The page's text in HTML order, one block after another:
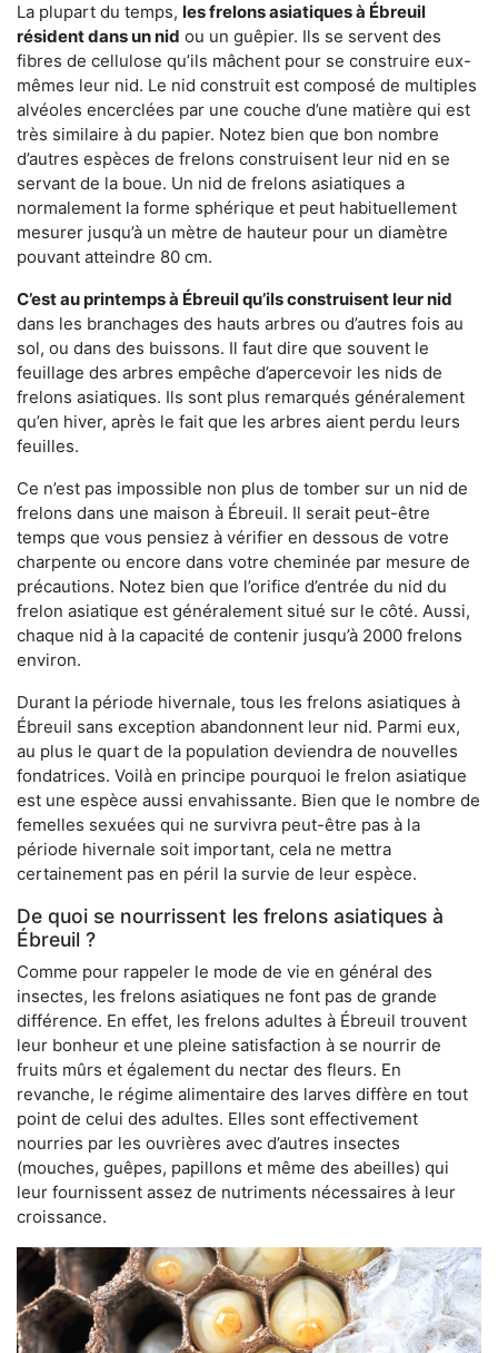
La plupart du temps, les frelons asiatiques à Ébreuil
résident dans un nid ou un guêpier. Ils se servent des
fibres de cellulose qu’ils mâchent pour se construire eux-
mêmes leur nid. Le nid construit est composé de multiples
alvéoles encerclées par une couche d’une matière qui est
très similaire à du papier. Notez bien que bon nombre
d’autres espèces de frelons construisent leur nid en se
servant de la boue. Un nid de frelons asiatiques a
normalement la forme sphérique et peut habituellement
mesurer jusqu’à un mètre de hauteur pour un diamètre
pouvant atteindre 80 cm.
C’est au printemps à Ébreuil qu’ils construisent leur nid
dans les branchages des hauts arbres ou d’autres fois au
sol, ou dans des buissons. Il faut dire que souvent le
feuillage des arbres empêche d’apercevoir les nids de
frelons asiatiques. Ils sont plus remarqués généralement
qu’en hiver, après le fait que les arbres aient perdu leurs
feuilles.
Ce n’est pas impossible non plus de tomber sur un nid de
frelons dans une maison à Ébreuil. Il serait peut-être
temps que vous pensiez à vérifier en dessous de votre
charpente ou encore dans votre cheminée par mesure de
précautions. Notez bien que l’orifice d’entrée du nid du
frelon asiatique est généralement situé sur le côté. Aussi,
chaque nid à la capacité de contenir jusqu’à 2000 frelons
environ.
Durant la période hivernale, tous les frelons asiatiques à
Ébreuil sans exception abandonnent leur nid. Parmi eux,
au plus le quart de la population deviendra de nouvelles
fondatrices. Voilà en principe pourquoi le frelon asiatique
est une espèce aussi envahissante. Bien que le nombre de
femelles sexuées qui ne survivra peut-être pas à la
période hivernale soit important, cela ne mettra
certainement pas en péril la survie de leur espèce.
De quoi se nourrissent les frelons asiatiques à
Ébreuil ?
Comme pour rappeler le mode de vie en général des
insectes, les frelons asiatiques ne font pas de grande
différence. En effet, les frelons adultes à Ébreuil trouvent
leur bonheur et une pleine satisfaction à se nourrir de
fruits mûrs et également du nectar des fleurs. En
revanche, le régime alimentaire des larves diffère en tout
point de celui des adultes. Elles sont effectivement
nourries par les ouvrières avec d’autres insectes
(mouches, guêpes, papillons et même des abeilles) qui
leur fournissent assez de nutriments nécessaires à leur
croissance.